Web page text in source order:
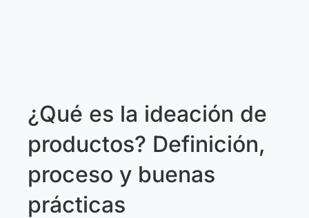
¿Qué es la ideación de
productos? Definición,
proceso y buenas
prácticas